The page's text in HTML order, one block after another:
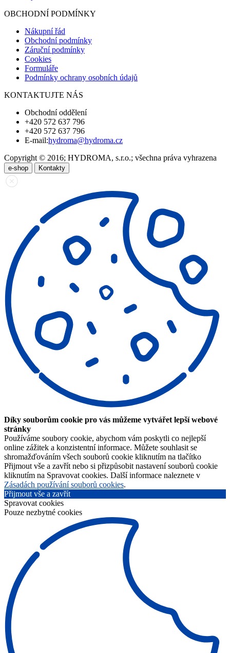
OBCHODNÍ PODMÍNKY
Nákupní řád
Obchodní podmínky
Záruční podmínky
Cookies
Formuláře
Podmínky ochrany osobních údajů
KONTAKTUJTE NÁS
Obchodní oddělení
+420 572 637 796
+420 572 637 796
E-mail:hydroma@hydroma.cz
Copyright © 2016; HYDROMA, s.r.o.; všechna práva vyhrazena
e-shop Kontakty
Díky souborům cookie pro vás můžeme vytvářet lepší webové
stránky
Používáme soubory cookie, abychom vám poskytli co nejlepší
online zážitek a konzistentní informace. Můžete souhlasit se
shromažďováním všech souborů cookie kliknutím na tlačítko
Přijmout vše a zavřít nebo si přizpůsobit nastavení souborů cookie
kliknutím na Spravovat cookies. Další informace naleznete v
Zásadách používání souborů cookies.
Přijmout vše a zavřít
Spravovat cookies
Pouze nezbytné cookies